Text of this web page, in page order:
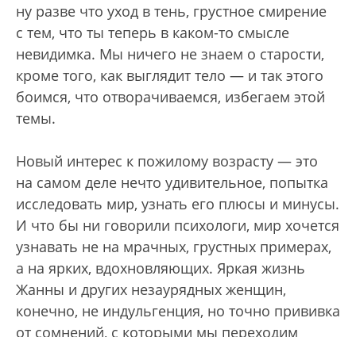
ну разве что уход в тень, грустное смирение
с тем, что ты теперь в каком-то смысле
невидимка. Мы ничего не знаем о старости,
кроме того, как выглядит тело — и так этого
боимся, что отворачиваемся, избегаем этой
темы.
Новый интерес к пожилому возрасту — это
на самом деле нечто удивительное, попытка
исследовать мир, узнать его плюсы и минусы.
И что бы ни говорили психологи, мир хочется
узнавать не на мрачных, грустных примерах,
а на ярких, вдохновляющих. Яркая жизнь
Жанны и других незаурядных женщин,
конечно, не индульгенция, но точно прививка
от сомнений, с которыми мы переходим